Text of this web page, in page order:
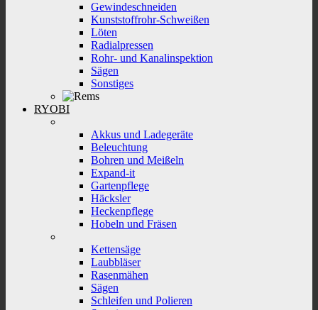
Gewindeschneiden
Kunststoffrohr-Schweißen
Löten
Radialpressen
Rohr- und Kanalinspektion
Sägen
Sonstiges
RYOBI
Akkus und Ladegeräte
Beleuchtung
Bohren und Meißeln
Expand-it
Gartenpflege
Häcksler
Heckenpflege
Hobeln und Fräsen
Kettensäge
Laubbläser
Rasenmähen
Sägen
Schleifen und Polieren